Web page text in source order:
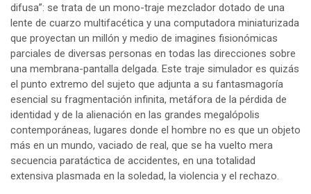
difusa”: se trata de un mono-traje mezclador dotado de una
lente de cuarzo multifacética y una computadora miniaturizada
que proyectan un millón y medio de imagines fisionómicas
parciales de diversas personas en todas las direcciones sobre
una membrana-pantalla delgada. Este traje simulador es quizás
el punto extremo del sujeto que adjunta a su fantasmagoría
esencial su fragmentación infinita, metáfora de la pérdida de
identidad y de la alienación en las grandes megalópolis
contemporáneas, lugares donde el hombre no es que un objeto
más en un mundo, vaciado de real, que se ha vuelto mera
secuencia paratáctica de accidentes, en una totalidad
extensiva plasmada en la soledad, la violencia y el rechazo.